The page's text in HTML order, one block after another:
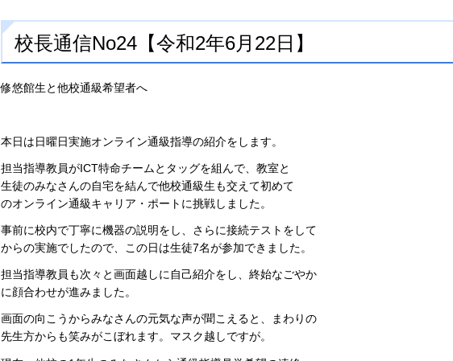
校長通信No24【令和2年6月22日】
修悠館生と他校通級希望者へ
本日は日曜日実施オンライン通級指導の紹介をします。
担当指導教員がICT特命チームとタッグを組んで、教室と
生徒のみなさんの自宅を結んで他校通級生も交えて初めて
のオンライン通級キャリア・ポートに挑戦しました。
事前に校内で丁寧に機器の説明をし、さらに接続テストをして
からの実施でしたので、この日は生徒7名が参加できました。
担当指導教員も次々と画面越しに自己紹介をし、終始なごやか
に顔合わせが進みました。
画面の向こうからみなさんの元気な声が聞こえると、まわりの
先生方からも笑みがこぼれます。マスク越しですが。